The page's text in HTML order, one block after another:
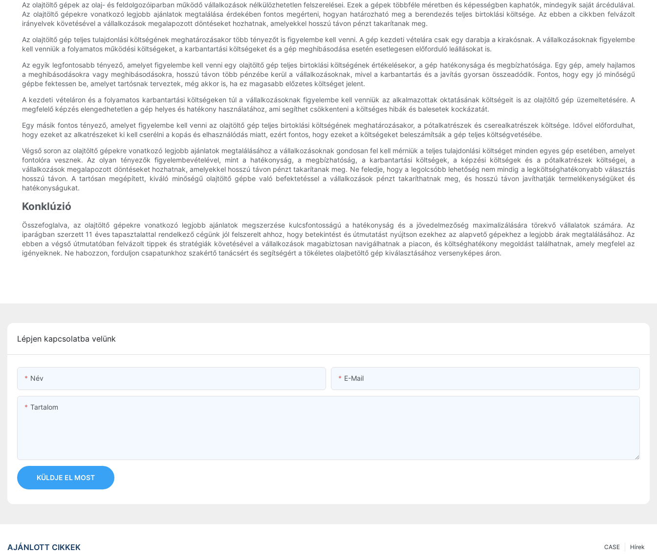
Az olajtöltő gépek az olaj- és feldolgozóiparban működő vállalkozások nélkülözhetetlen felszerelései. Ezek a gépek többféle méretben és képességben kaphatók, mindegyik saját árcédulával.
Az olajtöltő gépekre vonatkozó legjobb ajánlatok megtalálása érdekében fontos megérteni, hogyan határozható meg a berendezés teljes birtoklási költsége. Az ebben a cikkben felvázolt
irányelvek követésével a vállalkozások megalapozott döntéseket hozhatnak, amelyekkel hosszú távon pénzt takarítanak meg.
Az olajtöltő gép teljes tulajdonlási költségének meghatározásakor több tényezőt is figyelembe kell venni. A gép kezdeti vételára csak egy darabja a kirakósnak. A vállalkozásoknak figyelembe
kell venniük a folyamatos működési költségeket, a karbantartási költségeket és a gép meghibásodása esetén esetlegesen előforduló leállásokat is.
Az egyik legfontosabb tényező, amelyet figyelembe kell venni egy olajtöltő gép teljes birtoklási költségének értékelésekor, a gép hatékonysága és megbízhatósága. Egy gép, amely hajlamos
a meghibásodásokra vagy meghibásodásokra, hosszú távon több pénzébe kerül a vállalkozásoknak, mivel a karbantartás és a javítás gyorsan összeadódik. Fontos, hogy egy jó minőségű
gépbe fektessen be, amelyet tartósnak terveztek, még akkor is, ha ez magasabb előzetes költséget jelent.
A kezdeti vételáron és a folyamatos karbantartási költségeken túl a vállalkozásoknak figyelembe kell venniük az alkalmazottak oktatásának költségeit is az olajtöltő gép üzemeltetésére. A
megfelelő képzés elengedhetetlen a gép helyes és hatékony használatához, ami segíthet csökkenteni a költséges hibák és balesetek kockázatát.
Egy másik fontos tényező, amelyet figyelembe kell venni az olajtöltő gép teljes birtoklási költségének meghatározásakor, a pótalkatrészek és cserealkatrészek költsége. Idővel előfordulhat,
hogy ezeket az alkatrészeket ki kell cserélni a kopás és elhasználódás miatt, ezért fontos, hogy ezeket a költségeket beleszámítsák a gép teljes költségvetésébe.
Végső soron az olajtöltő gépekre vonatkozó legjobb ajánlatok megtalálásához a vállalkozásoknak gondosan fel kell mérniük a teljes tulajdonlási költséget minden egyes gép esetében, amelyet
fontolóra vesznek. Az olyan tényezők figyelembevételével, mint a hatékonyság, a megbízhatóság, a karbantartási költségek, a képzési költségek és a pótalkatrészek költségei, a
vállalkozások megalapozott döntéseket hozhatnak, amelyekkel hosszú távon pénzt takarítanak meg. Ne feledje, hogy a legolcsóbb lehetőség nem mindig a legköltséghatékonyabb választás
hosszú távon. A tartósan megépített, kiváló minőségű olajtöltő gépbe való befektetéssel a vállalkozások pénzt takaríthatnak meg, és hosszú távon javíthatják termelékenységüket és
hatékonyságukat.
Konklúzió
Összefoglalva, az olajtöltő gépekre vonatkozó legjobb ajánlatok megszerzése kulcsfontosságú a hatékonyság és a jövedelmezőség maximalizálására törekvő vállalatok számára. Az
iparágban szerzett 11 éves tapasztalattal rendelkező cégünk jól felszerelt ahhoz, hogy betekintést és útmutatást nyújtson ezekhez az alapvető gépekhez a legjobb árak megtalálásához. Az
ebben a végső útmutatóban felvázolt tippek és stratégiák követésével a vállalkozások magabiztosan navigálhatnak a piacon, és költséghatékony megoldást találhatnak, amely megfelel az
igényeiknek. Ne habozzon, forduljon csapatunkhoz szakértő tanácsért és segítségért a tökéletes olajbetöltő gép kiválasztásához versenyképes áron.
Lépjen kapcsolatba velünk
Név E-Mail
Tartalom
KÜLDJE EL MOST
AJÁNLOTT CIKKEK Hírek
CASE